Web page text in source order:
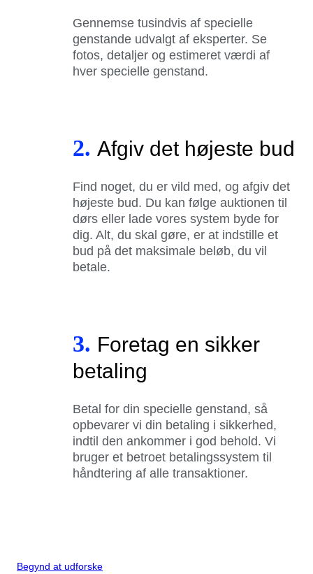
Gennemse tusindvis af specielle
genstande udvalgt af eksperter. Se
fotos, detaljer og estimeret værdi af
hver specielle genstand.
2. Afgiv det højeste bud
Find noget, du er vild med, og afgiv det
højeste bud. Du kan følge auktionen til
dørs eller lade vores system byde for
dig. Alt, du skal gøre, er at indstille et
bud på det maksimale beløb, du vil
betale.
3. Foretag en sikker
betaling
Betal for din specielle genstand, så
opbevarer vi din betaling i sikkerhed,
indtil den ankommer i god behold. Vi
bruger et betroet betalingssystem til
håndtering af alle transaktioner.
Begynd at udforske